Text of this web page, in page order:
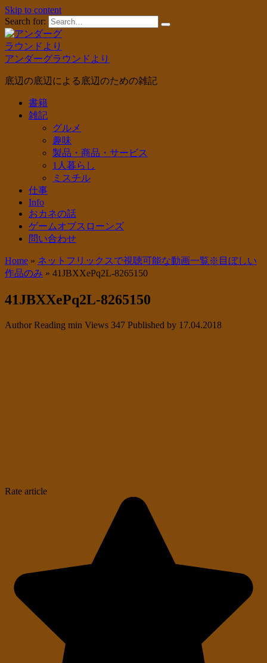
Skip to content
Search for:
アンダーグラウンドより
底辺の底辺による底辺のための雑記
書籍
雑記
グルメ
趣味
製品・商品・サービス
1人暮らし
ミスチル
仕事
Info
おカネの話
ゲームオブスローンズ
問い合わせ
Home » ネットフリックスで視聴可能な動画一覧※目ぼしい
作品のみ » 41JBXXePq2L-8265150
41JBXXePq2L-8265150
Author Reading min Views 347 Published by 17.04.2018
Rate article